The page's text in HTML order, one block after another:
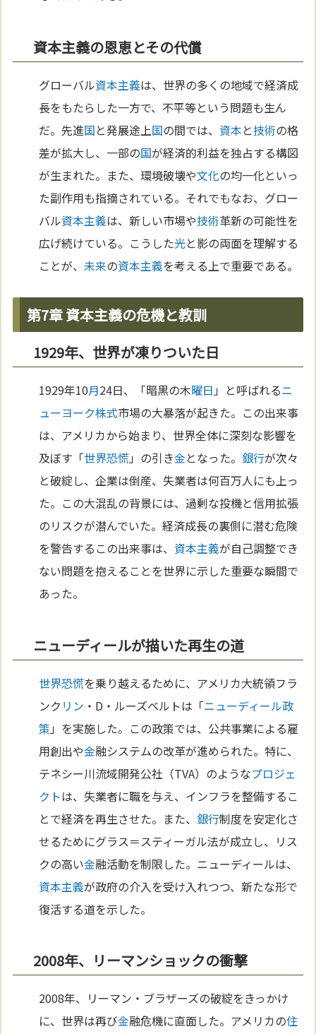
資本主義の恩恵とその代償
グローバル資本主義は、世界の多くの地域で経済成
長をもたらした一方で、不平等という問題も生ん
だ。先進国と発展途上国の間では、 資本と技術の格
差が拡大し、一部の国が経済的利益を独占する構図
が生まれた。また、環境破壊や文化の均一化といっ
た副作用も指摘されている。それでもなお、グロー
バル資本主義は、新しい市場や技術革新の可能性を
広げ続けている。こうした光と影の両面を理解する
ことが、未来の資本主義を考える上で重要である。
第7章 資本主義の危機と教訓
1929年、世界が凍りついた日
1929年10月24日、「暗黒の木曜日 」と呼ばれるニ
ューヨーク株式市場の大暴落が起きた。この出来事
は、アメリカから始まり、世界全体に深刻な影響を
及ぼす「世界恐慌」の引き金となった。 銀行が次々
と破綻し、企業は倒産、失業者は何百万人にも上っ
た。この大混乱の背景には、過剰な投機と信用拡張
のリスクが潜んでいた。経済成長の裏側に潜む危険
を警告するこの出来事は、 資本主義が自己調整でき
ない問題を抱えることを世界に示した重要な瞬間で
あった。
ニューディールが描いた再生の道
世界恐慌を乗り越えるために、アメリカ大統領フラ
ンク リン ・D・ルーズベルトは「ニューディール政
策 」を実施した。この政策では、公共事業による雇
用創出や金融システムの改革が進められた。特に、
テネシー川流域開発公社（TVA）のようなプロジェ
クトは、失業者に職を与え、インフラを整備するこ
とで経済を再生させた。また、 銀行制度を安定化さ
せるためにグラス＝スティーガル法が成立し、リス
クの高い金融活動を制限した。ニューディールは、
資本主義が政府の介入を受け入れつつ、新たな形で
復活する道を示した。
2008年、リーマンショックの衝撃
2008年、リーマン・ブラザーズの破綻をきっかけ
に、世界は再び金融危機に直面した。アメリカの住